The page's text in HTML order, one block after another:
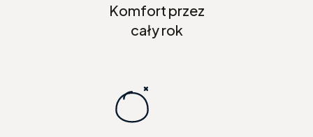
Komfort przez
cały rok